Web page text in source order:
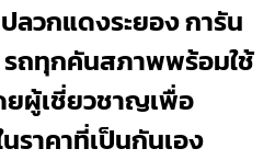
ลวกแดงระยอง การัน
รถทุกคันสภาพพร้อมใช้
ยผู้เชี่ยวชาญเพื่อ
ราคาที่เป็นกันเอง